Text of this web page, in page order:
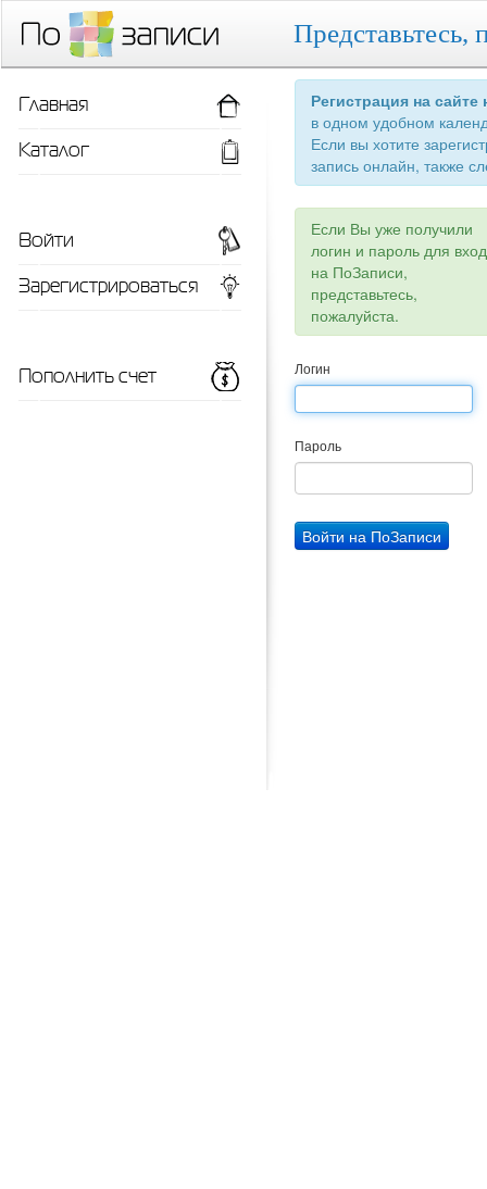
Представьтесь,
Регистрация на
в одном удобном
Если вы хотите
запись онлайн, также
Если Вы уже получили
логин и пароль для
на ПоЗаписи,
представьтесь,
пожалуйста.
Логин
Пароль
Главная
Каталог
Войти
Зарегистрироваться
Пополнить счет